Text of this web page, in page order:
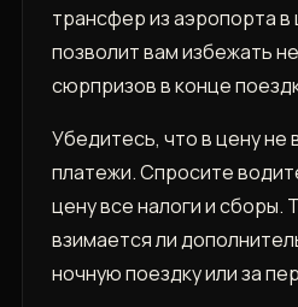
трансфер из аэропорта
позволит вам избежать
сюрпризов в конце
Убедитесь, что в цену не
платежи. Спросите
цену все налоги и сборы.
взимается ли
ночную поездку или за